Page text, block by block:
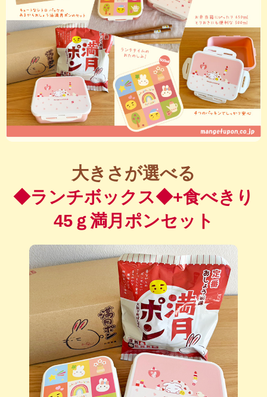
大きさが選べる
◆ランチボックス◆+食べきり
45ｇ満月ポンセット